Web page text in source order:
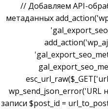
// Добавляем API-
метаданных
wp_send_json_error('URL
записи $post_id =